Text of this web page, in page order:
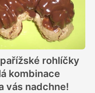
rohlíčky
kombinace
vás nadchne!